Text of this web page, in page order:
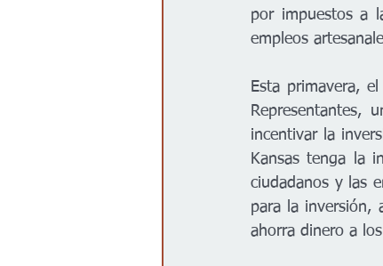
por impuestos a
empleos
Esta primavera,
Representantes,
incentivar la
Kansas tenga la
ciudadanos y las
para la inversión,
ahorra dinero a